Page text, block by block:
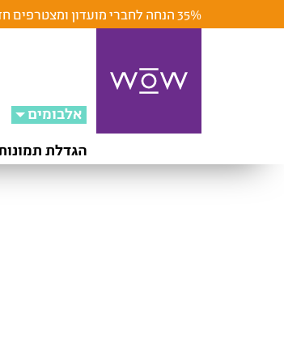
35% הנחה לחברי מועדון ומצטרפים חדשים |
אלבומים
הגדלת